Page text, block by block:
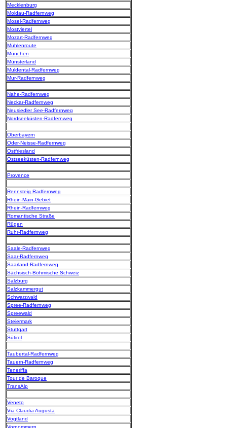
Mecklenburg
Moldau-Radfernweg
Mosel-Radfernweg
Mostviertel
Mozart-Radfernweg
Mühlenroute
München
Münsterland
Muldental-Radfernweg
Mur-Radfernweg
Nahe-Radfernweg
Neckar-Radfernweg
Neusiedler See-Radfernweg
Nordseeküsten-Radfernweg
Oberbayern
Oder-Neisse-Radfernweg
Ostfriesland
Ostseeküsten-Radfernweg
Provence
Rennsteig Radfernweg
Rhein-Main-Gebiet
Rhein-Radfernweg
Romantische Straße
Rügen
Ruhr-Radfernweg
Saale-Radfernweg
Saar-Radfernweg
Saarland-Radfernweg
Sächsisch-Böhmische Schweiz
Salzburg
Salzkammergut
Schwarzwald
Spree-Radfernweg
Spreewald
Steiermark
Stuttgart
Sütirol
Taubertal-Radfernweg
Tauern-Radfernweg
Teneriffa
Tour de Baroque
TransAlp
Veneto
Via Claudia Augusta
Vogtland
Vorpommern